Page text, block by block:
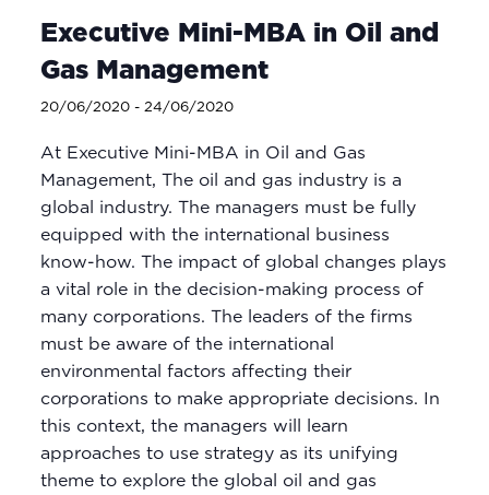
Executive Mini-MBA in Oil and
Gas Management
20/06/2020- 24/06/2020
At Executive Mini-MBA in Oil and Gas
Management, The oil and gas industry is a
global industry. The managers must be fully
equipped with the international business
know-how. The impact of global changes plays
a vital role in the decision-making process of
many corporations. The leaders of the firms
must be aware of the international
environmental factors affecting their
corporations to make appropriate decisions. In
this context, the managers will learn
approaches to use strategy as its unifying
theme to explore the global oil and gas